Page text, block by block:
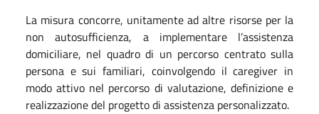
La misura concorre, unitamente ad altre risorse per la
non autosufficienza, a implementare l’assistenza
domiciliare, nel quadro di un percorso centrato sulla
persona e sui familiari, coinvolgendo il caregiver in
modo attivo nel percorso di valutazione, definizione e
realizzazione del progetto di assistenza personalizzato.